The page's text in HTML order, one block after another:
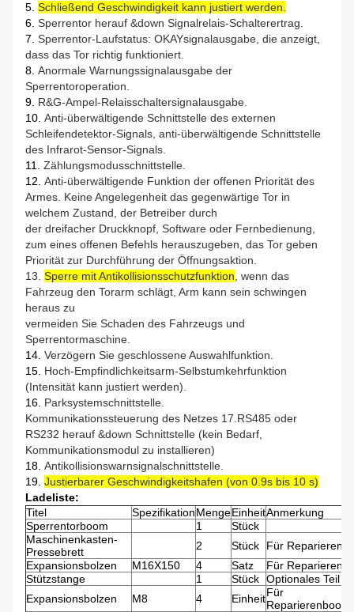
5. Schließend Geschwindigkeit kann justiert werden.
6. Sperrentor herauf &down Signalrelais-Schalterertrag.
7. Sperrentor-Laufstatus: OKAYsignalausgabe, die anzeigt,
dass das Tor richtig funktioniert.
8. Anormale Warnungssignalausgabe der
Sperrentoroperation.
9. R&G-Ampel-Relaisschaltersignalausgabe.
10. Anti-überwältigende Schnittstelle des externen
Schleifendetektor-Signals, anti-überwältigende Schnittstelle
des Infrarot-Sensor-Signals.
11. Zählungsmodusschnittstelle.
12. Anti-überwältigende Funktion der offenen Priorität des
Armes. Keine Angelegenheit das gegenwärtige Tor in
welchem Zustand, der Betreiber durch
der dreifacher Druckknopf, Software oder Fernbedienung,
zum eines offenen Befehls herauszugeben, das Tor geben
Priorität zur Durchführung der Öffnungsaktion.
13. Sperre mit Antikollisionsschutzfunktion, wenn das
Fahrzeug den Torarm schlägt, Arm kann sein schwingen
heraus zu
vermeiden Sie Schaden des Fahrzeugs und
Sperrentormaschine.
14. Verzögern Sie geschlossene Auswahlfunktion.
15. Hoch-Empfindlichkeitsarm-Selbstumkehrfunktion
(Intensität kann justiert werden).
16. Parksystemschnittstelle.
Kommunikationssteuerung des Netzes 17.RS485 oder
RS232 herauf &down Schnittstelle (kein Bedarf,
Kommunikationsmodul zu installieren)
18. Antikollisionswarnsignalschnittstelle.
19. Justierbarer Geschwindigkeitshafen (von 0.9s bis 10 s)
Ladeliste:
Titel
SpezifikationMengeEinheitAnmerkung
Sperrentorboom
1
Stück
Maschinenkasten-
Pressebrett
2 Stück
Für
Expansionsbolzen
M16X150 4 Satz
Für
Stützstange
1 Stück Optionales Teil
Expansionsbolzen
M8 4 EinheitFür
Reparierenboom